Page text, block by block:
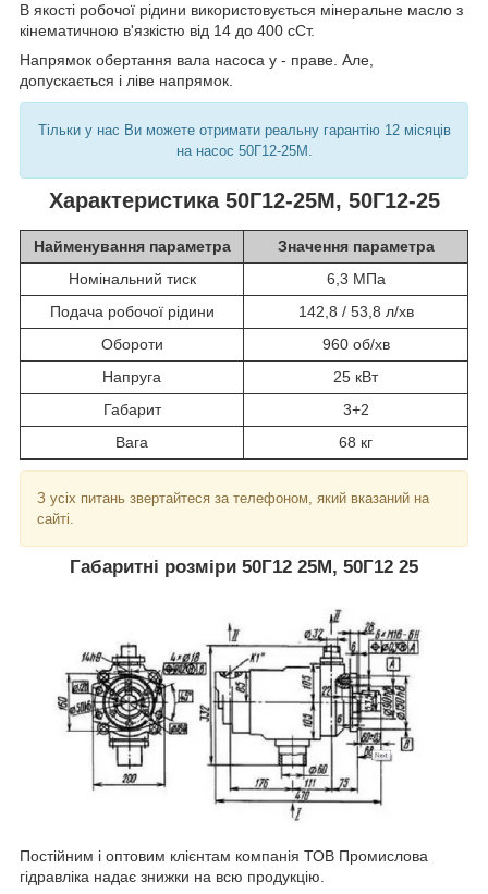
В якості робочої рідини використовується мінеральне масло з
кінематичною в'язкістю від 14 до 400 сСт.
Напрямок обертання вала насоса у - праве. Але,
допускається і ліве напрямок.
Тільки у нас Ви можете отримати реальну гарантію 12 місяців
на насос 50Г12-25М.
Характеристика 50Г12-25М, 50Г12-25
Найменування параметра
Значення параметра
Номінальний тиск
6,3 МПа
Подача робочої рідини
142,8 / 53,8 л/хв
Обороти
960 об/хв
Напруга
25 кВт
Габарит
3+2
Вага
68 кг
З усіх питань звертайтеся за телефоном, який вказаний на
сайті.
Габаритні розміри 50Г12 25М, 50Г12 25
Постійним і оптовим клієнтам компанія ТОВ Промислова
гідравліка надає знижки на всю продукцію.